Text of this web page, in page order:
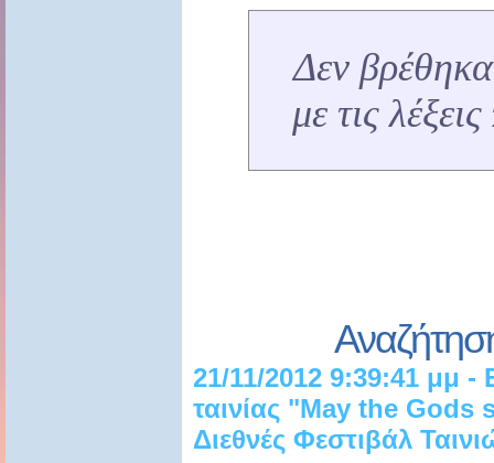
Δεν
με τις
21/11/2012 9:39:41 μμ -
ταινίας "May the
Διεθνές Φεστιβάλ